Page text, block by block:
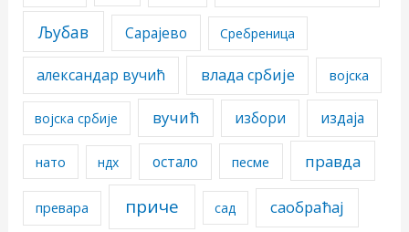
Љубав Сарајево Сребреница
александар вучић влада србије војска
војска србије вучић избори издаја
нато ндх остало песме правда
превара приче сад саобраћај